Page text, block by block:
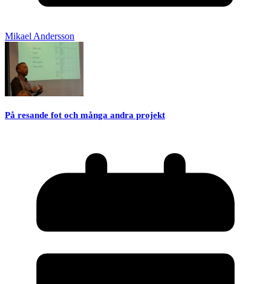
Mikael Andersson
På resande fot och många andra projekt